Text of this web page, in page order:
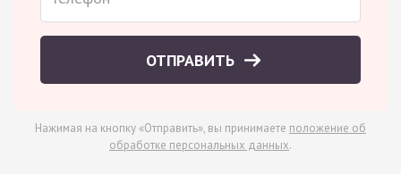
ОТПРАВИТЬ
Нажимая на кнопку «Отправить», вы принимаете положение об
обработке персональных данных.